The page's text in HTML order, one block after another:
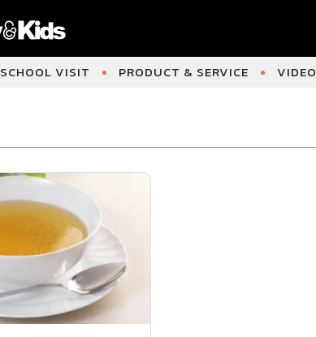
SCHOOL VISIT PRODUCT & SERVICE VIDEO